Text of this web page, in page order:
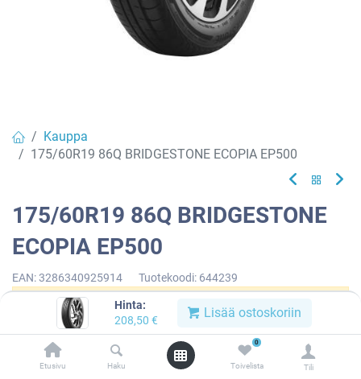
Hinta:
208,50 € Lisää ostoskoriin
Etusivu Haku
0
Toivelista Tili
Kauppa
175/60R19 86Q BRIDGESTONE ECOPIA EP500
175/60R19 86Q BRIDGESTONE
ECOPIA EP500
EAN:3286340925914 Tuotekoodi: 644239
Tällä tuotteella ei ole kelvollista yhdistelmää.
BRIDGESTONE